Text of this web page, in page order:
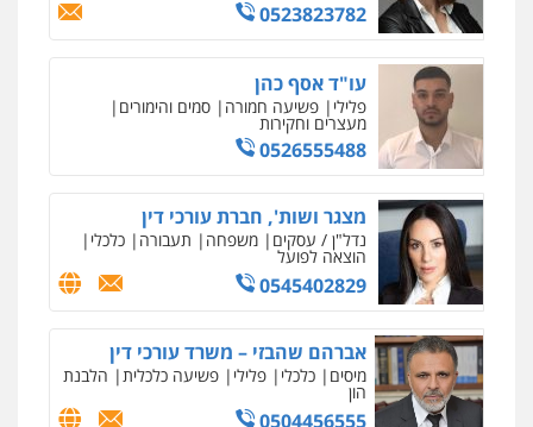
עו"ד בועז קניג
0507003001
עו"ד אייל בסרגליק
פלילי כלכלי צווארון לבן עורכי דין לענייני
אסירים אזרחי נדל"ן / עסקים
0528488515
מנשה, אלמוג – עורכי דין
פלילי עבירות תנועה צווארון לבן תעבורה
עורכי דין לענייני אסירים מעצרים וחקירות
0546470989
0523823782
עו"ד אסף כהן
פלילי פשיעה חמורה סמים והימורים
מעצרים וחקירות
0526555488
מצגר ושות', חברת עורכי דין
נדל"ן / עסקים משפחה תעבורה כלכלי
הוצאה לפועל
0545402829
אברהם שהבזי – משרד עורכי דין
מיסים כלכלי פלילי פשיעה כלכלית הלבנת
הון
0504456555